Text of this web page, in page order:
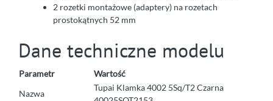
2 rozetki montażowe (adaptery) na rozetach
prostokątnych 52 mm
Dane techniczne modelu
Parametr
Wartość
Nazwa
Tupai Klamka 4002 5Sq/T2 Czarna